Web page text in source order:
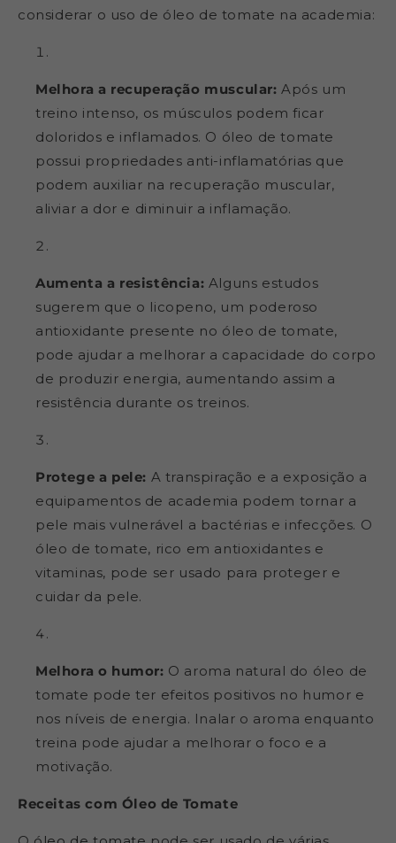
considerar o uso de óleo de tomate na academia:
Melhora a recuperação muscular: Após um
treino intenso, os músculos podem ficar
doloridos e inflamados. O óleo de tomate
possui propriedades anti-inflamatórias que
podem auxiliar na recuperação muscular,
aliviar a dor e diminuir a inflamação.
Aumenta a resistência: Alguns estudos
sugerem que o licopeno, um poderoso
antioxidante presente no óleo de tomate,
pode ajudar a melhorar a capacidade do corpo
de produzir energia, aumentando assim a
resistência durante os treinos.
Protege a pele: A transpiração e a exposição a
equipamentos de academia podem tornar a
pele mais vulnerável a bactérias e infecções. O
óleo de tomate, rico em antioxidantes e
vitaminas, pode ser usado para proteger e
cuidar da pele.
Melhora o humor: O aroma natural do óleo de
tomate pode ter efeitos positivos no humor e
nos níveis de energia. Inalar o aroma enquanto
treina pode ajudar a melhorar o foco e a
motivação.
Receitas com Óleo de Tomate